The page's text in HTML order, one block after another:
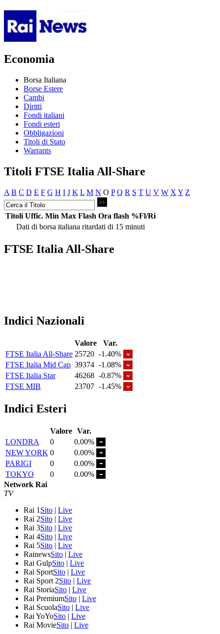
Economia
Borsa Italiana
Borse Estere
Cambi
Diritti
Fondi italiani
Fondi esteri
Obbligazioni
Titoli di Stato
Warrants
Titoli FTSE Italia All-Share
A B C D E F G H I J K L M N O P Q R S T U V W X Y Z
Titoli Uffic. Min Max Flash Ora flash %Fl/Ri
Dati di borsa italiana ritardati di 15 minuti
FTSE Italia All-Share
Indici Nazionali
Valore
Var.
FTSE Italia All-Share 25720 -1.40%
FTSE Italia Mid Cap 39374 -1.08%
FTSE Italia Star
46268 -0.87%
FTSE MIB
23707 -1.45%
Indici Esteri
Valore Var.
LONDRA
0
0.00%
NEW YORK 0
0.00%
PARIGI
0
0.00%
TOKYO
0
0.00%
Network Rai
TV
Rai 1 Sito | Live
Rai 2Sito | Live
Rai 3Sito | Live
Rai 4Sito | Live
Rai 5Sito | Live
RainewsSito | Live
Rai GulpSito | Live
Rai SportSito | Live
Rai Sport 2Sito | Live
Rai StoriaSito | Live
Rai PremiumSito | Live
Rai ScuolaSito | Live
Rai YoYoSito | Live
Rai MovieSito | Live